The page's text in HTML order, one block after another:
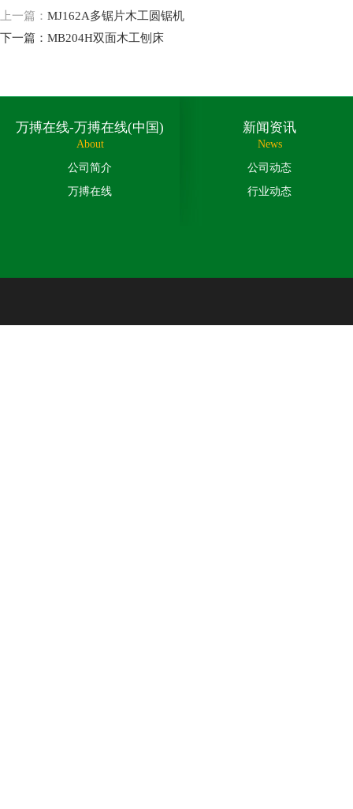
上一篇： MJ162A多锯片木工圆锯机
下一篇： MB204H双面木工刨床
万搏在线-万搏在线(中国)
About
公司简介
万搏在线
新闻资讯
News
公司动态
行业动态